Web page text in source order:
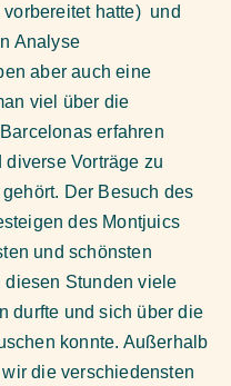
hatte) und
Analyse
aber auch eine
viel über die
erfahren
diverse Vorträge zu
Der Besuch des
des Montjuics
und schönsten
diesen Stunden viele
durfte und sich über die
konnte. Außerhalb
die verschiedensten